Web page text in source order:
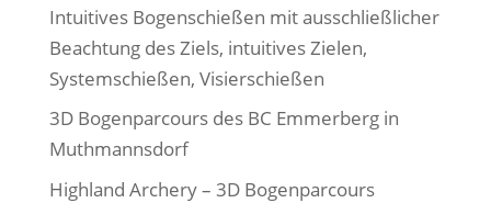
Intuitives Bogenschießen mit ausschließlicher
Beachtung des Ziels, intuitives Zielen,
Systemschießen, Visierschießen
3D Bogenparcours des BC Emmerberg in
Muthmannsdorf
Highland Archery – 3D Bogenparcours